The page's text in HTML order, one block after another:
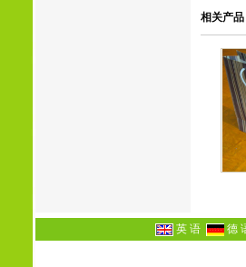
相关产品
英 语 德